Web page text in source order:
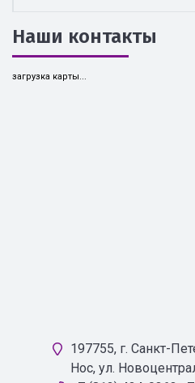
Наши контакты
загрузка карты...
197755, г. Санкт-
Нос, ул.